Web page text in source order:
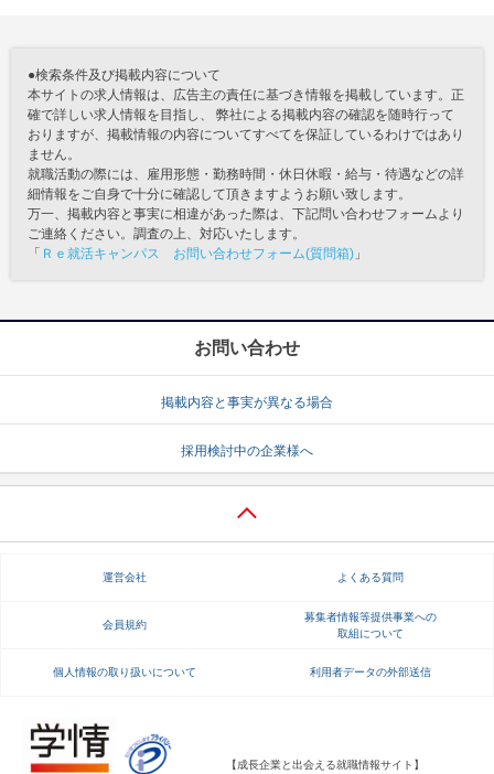
●検索条件及び掲載内容について
本サイトの求人情報は、広告主の責任に基づき情報を掲載しています。正
確で詳しい求人情報を目指し、 弊社による掲載内容の確認を随時行って
おりますが、掲載情報の内容についてすべてを保証しているわけではあり
ません。
就職活動の際には、雇用形態・勤務時間・休日休暇・給与・待遇などの詳
細情報をご自身で十分に確認して頂きますようお願い致します。
万一、掲載内容と事実に相違があった際は、下記問い合わせフォームより
ご連絡ください。調査の上、対応いたします。
「 Ｒｅ就活キャンパス お問い合わせフォーム(質問箱) 」
お問い合わせ
掲載内容と事実が異なる場合
採用検討中の企業様へ
運営会社 よくある質問
会員規約
募集者情報等提供事業への
取組について
個人情報の取り扱いについて 利用者データの外部送信
【成長企業と出会える就職情報サイト】